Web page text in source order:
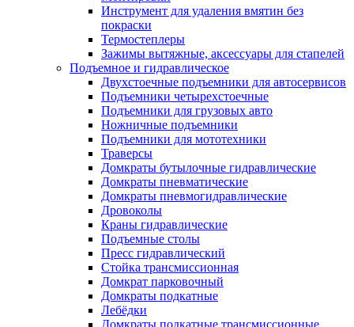
Инструмент для удаления вмятин без
покраски
Термостеплеры
Зажимы вытяжные, аксессуары для стапелей
Подъемное и гидравлическое
Двухстоечные подъемники для автосервисов
Подъемники четырехстоечные
Подъемники для грузовых авто
Ножничные подъемники
Подъемники для мототехники
Траверсы
Домкраты бутылочные гидравлические
Домкраты пневматические
Домкраты пневмогидравлические
Дровоколы
Краны гидравлические
Подъемные столы
Пресс гидравлический
Стойка трансмиссионная
Домкрат парковочный
Домкраты подкатные
Лебёдки
Домкраты подкатные трансмиссионные